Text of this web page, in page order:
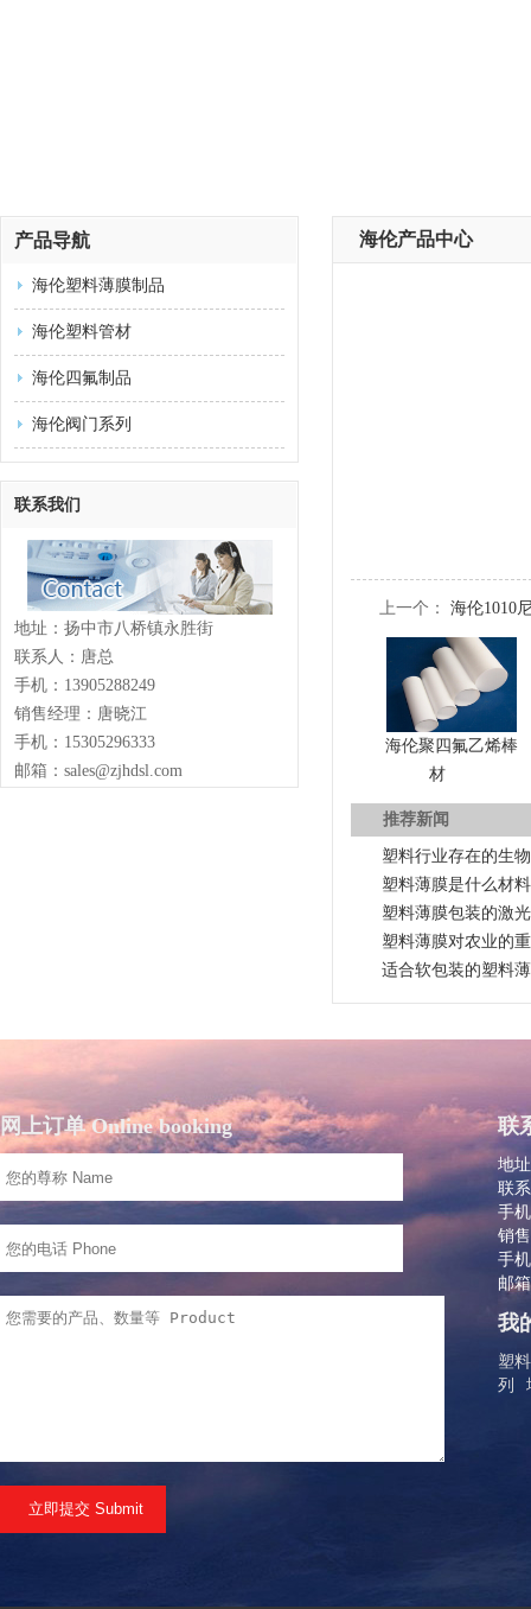
产品导航
海伦塑料薄膜制品
海伦塑料管材
海伦四氟制品
海伦阀门系列
联系我们
地址：扬中市八桥镇永胜街
联系人：唐总
手机：13905288249
销售经理：唐晓江
手机：15305296333
邮箱：sales@zjhdsl.com
海伦产品中心
上一个： 海伦1010
海伦聚四氟乙烯棒
材
推荐新闻
塑料行业存在的生
塑料薄膜是什么材料
塑料薄膜包装的激
塑料薄膜对农业的
适合软包装的塑料
网上订单 Online booking 联
地
联
手
销
手
邮
我
塑
列